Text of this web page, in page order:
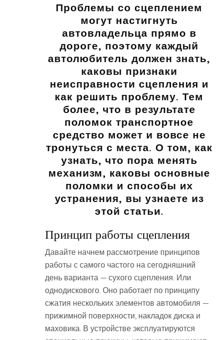
Проблемы со сцеплением
могут настигнуть
автовладельца прямо в
дороге, поэтому каждый
автолюбитель должен знать,
каковы признаки
неисправности сцепления и
как решить проблему. Тем
более, что в результате
поломок транспортное
средство может и вовсе не
тронуться с места. О том, как
узнать, что пора менять
механизм, каковы основные
поломки и способы их
устранения, вы узнаете из
этой статьи.
Принцип работы сцепления
Давайте начнем рассмотрение принципов
работы с самого частого на сегодняшний
день варианта — сухого сцепления. Или
однодискового. Оно работает по принципу
сжатия нескольких элементов автомобиля —
прижимной поверхности, накладок диска и
маховика. В устройстве эксплуатируются